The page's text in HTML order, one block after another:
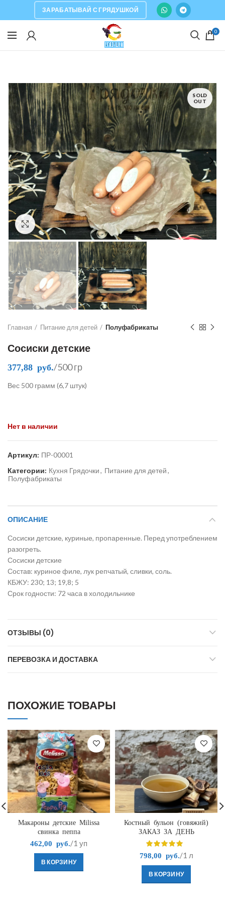
ЗАРАБАТЫВАЙ С ГРЯДУШКОЙ
0
SOLD
OUT
Click to enlarge
Главная Питание для детей Полуфабрикаты
Сосиски детские
377,88 руб. /500 гр
Вес 500 грамм (6,7 штук)
Нет в наличии
Артикул: ПР-00001
Категории: Кухня Грядочки, Питание для детей,
Полуфабрикаты
ОПИСАНИЕ
Сосиски детские, куриные, пропаренные. Перед употреблением
разогреть.
Сосиски детские
Состав: куриное филе, лук репчатый, сливки, соль.
КБЖУ: 230; 13; 19,8; 5
Срок годности: 72 часа в холодильнике
ОТЗЫВЫ (0)
ПЕРЕВОЗКА И ДОСТАВКА
ПОХОЖИЕ ТОВАРЫ
Макароны детские Milissa
свинка пеппа
462,00 руб. /1 уп
В КОРЗИНУ
Костный бульон (говяжий)
ЗАКАЗ ЗА ДЕНЬ
798,00 руб. /1 л
В КОРЗИНУ